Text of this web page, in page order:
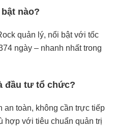
nào?
quản lý, nổi bật với tốc
ngày – nhanh nhất trong
đầu tư tổ chức?
an toàn, không cần trực tiếp
hợp với tiêu chuẩn quản trị